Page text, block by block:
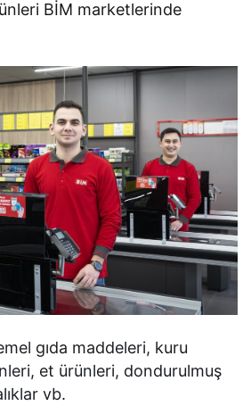
BİM marketlerinde
gıda maddeleri, kuru
et ürünleri, dondurulmuş
vb.